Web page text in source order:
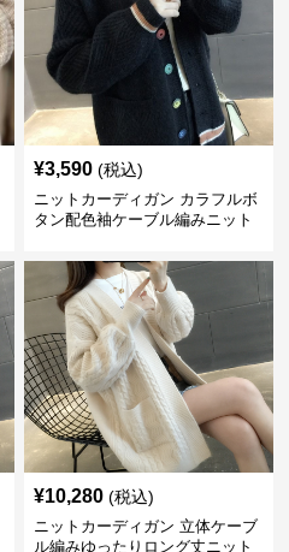
¥3,590 (税込)
ニットカーディガン カラフルボ
タン配色袖ケーブル編みニット
¥10,280 (税込)
ニットカーディガン 立体ケーブ
ル編みゆったりロング丈ニット